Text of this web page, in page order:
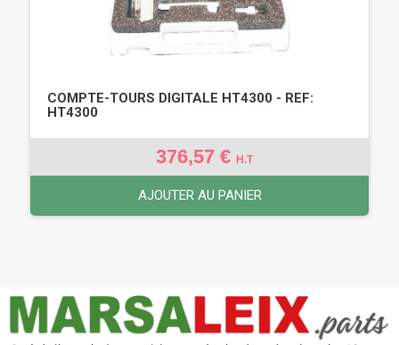
COMPTE-TOURS DIGITALE HT4300 - REF:
HT4300
376,57 € H.T
AJOUTER AU PANIER